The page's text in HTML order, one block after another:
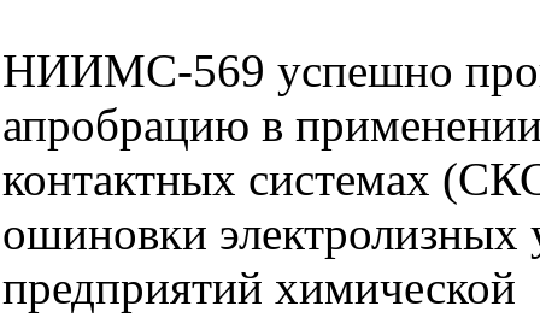
НИИМС-569 успешно
апробрацию в
контактных системах
ошиновки электролизных
предприятий химической